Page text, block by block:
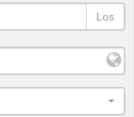
Los